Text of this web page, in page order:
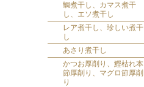
鯛煮干し、カマス煮干
し、エソ煮干し
レア煮干し、珍しい煮干
し
あさり煮干し
かつお厚削り、鰹枯れ本
節厚削り、マグロ節厚削
り